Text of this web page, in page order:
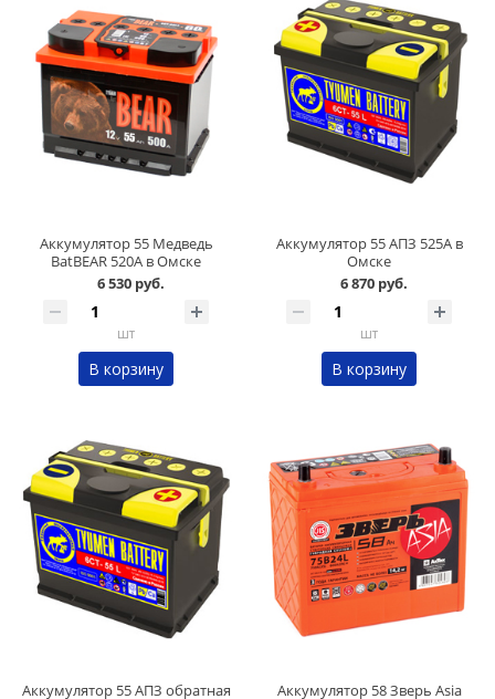
Аккумулятор 55 Медведь
BatBEAR 520А в Омске
6 530 руб.
шт
В корзину
Аккумулятор 55 АПЗ 525А в
Омске
6 870 руб.
шт
В корзину
Аккумулятор 55 АПЗ обратная
Аккумулятор 58 Зверь Asia